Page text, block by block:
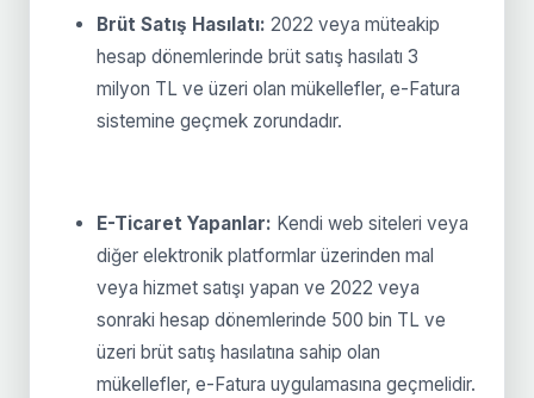
Brüt Satış Hasılatı: 2022 veya müteakip
hesap dönemlerinde brüt satış hasılatı 3
milyon TL ve üzeri olan mükellefler, e-Fatura
sistemine geçmek zorundadır.
E-Ticaret Yapanlar: Kendi web siteleri veya
diğer elektronik platformlar üzerinden mal
veya hizmet satışı yapan ve 2022 veya
sonraki hesap dönemlerinde 500 bin TL ve
üzeri brüt satış hasılatına sahip olan
mükellefler, e-Fatura uygulamasına geçmelidir.